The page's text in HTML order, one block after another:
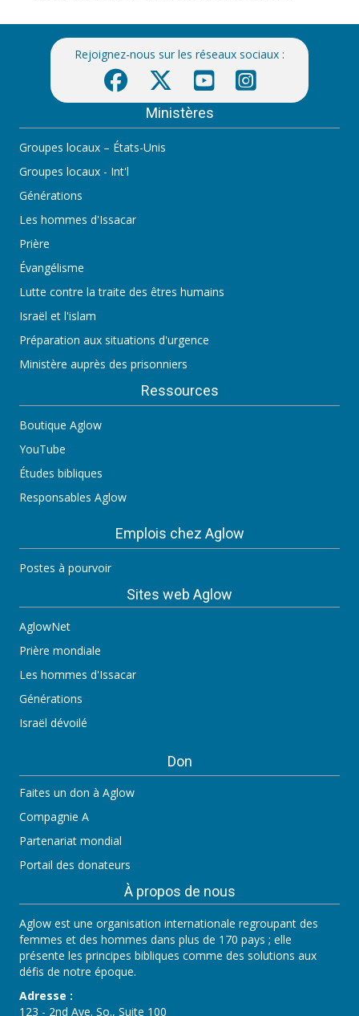
Rejoignez-nous sur les réseaux sociaux :
Ministères
Groupes locaux – États-Unis
Groupes locaux - Int'l
Générations
Les hommes d'Issacar
Prière
Évangélisme
Lutte contre la traite des êtres humains
Israël et l'islam
Préparation aux situations d'urgence
Ministère auprès des prisonniers
Ressources
Boutique Aglow
YouTube
Études bibliques
Responsables Aglow
Emplois chez Aglow
Postes à pourvoir
Sites web Aglow
AglowNet
Prière mondiale
Les hommes d'Issacar
Générations
Israël dévoilé
Don
Faites un don à Aglow
Compagnie A
Partenariat mondial
Portail des donateurs
À propos de nous
Aglow est une organisation internationale regroupant des
femmes et des hommes dans plus de 170 pays ; elle
présente les principes bibliques comme des solutions aux
défis de notre époque.
Adresse :
123 - 2nd Ave. So., Suite 100